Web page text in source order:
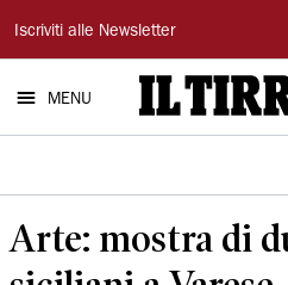
Il
Tirreno
Iscriviti alle Newsletter
MENU
Arte: mostra di